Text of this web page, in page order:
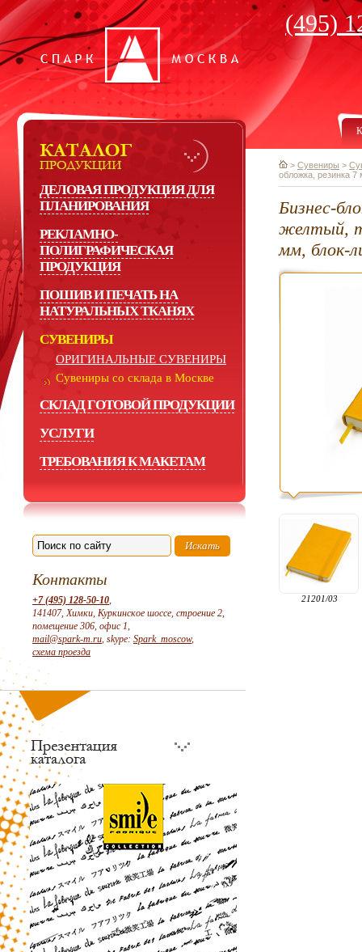
(495)
ДЕЛОВАЯ ПРОДУКЦИЯ ДЛЯ
ПЛАНИРОВАНИЯ
РЕКЛАМНО-
ПОЛИГРАФИЧЕСКАЯ
ПРОДУКЦИЯ
ПОШИВ И ПЕЧАТЬ НА
НАТУРАЛЬНЫХ ТКАНЯХ
СУВЕНИРЫ
ОРИГИНАЛЬНЫЕ СУВЕНИРЫ
Сувениры со склада в Москве
СКЛАД ГОТОВОЙ ПРОДУКЦИИ
УСЛУГИ
ТРЕБОВАНИЯ К МАКЕТАМ
Контакты
+7 (495) 128-50-10,
141407, Химки, Куркинское шоссе, строение 2,
помещение 306, офис 1,
mail@spark-m.ru, skype: Spark_moscow,
схема проезда
> Сувениры >
обложка, резинка 7
Бизнес-
желтый,
мм, блок-
21201/03